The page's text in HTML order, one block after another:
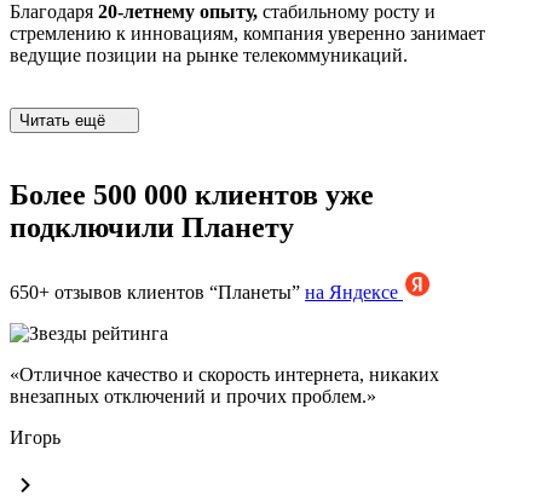
Благодаря 20-летнему опыту, стабильному росту и
стремлению к инновациям, компания уверенно занимает
ведущие позиции на рынке телекоммуникаций.
Читать ещё
Более 500 000 клиентов уже
подключили Планету
650+ отзывов клиентов “Планеты” на Яндексе
«Отличное качество и скорость интернета, никаких
внезапных отключений и прочих проблем.»
Игорь